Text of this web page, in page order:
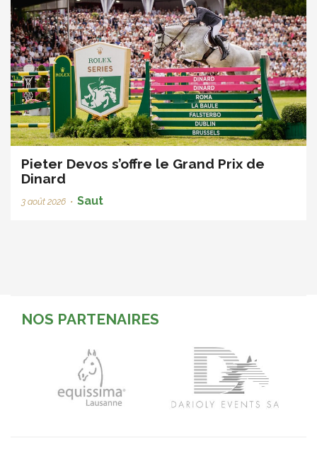
Pieter Devos s’offre le Grand Prix de
Dinard
3 août 2026 • Saut
NOS PARTENAIRES